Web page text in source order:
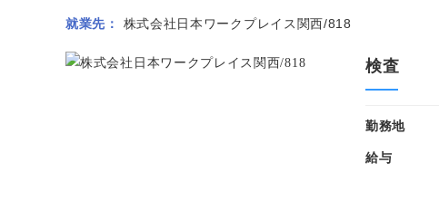
就業先 株式会社日本ワークプレイス関西/818
検査
勤務地
給与